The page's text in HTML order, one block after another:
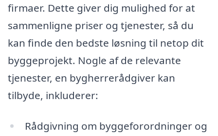
firmaer. Dette giver dig mulighed for at
sammenligne priser og tjenester, så du
kan finde den bedste løsning til netop dit
byggeprojekt. Nogle af de relevante
tjenester, en bygherrerådgiver kan
tilbyde, inkluderer:
Rådgivning om byggeforordninger og